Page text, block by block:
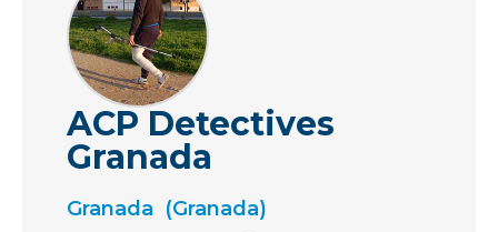
ACP Detectives
Granada
Granada (Granada)